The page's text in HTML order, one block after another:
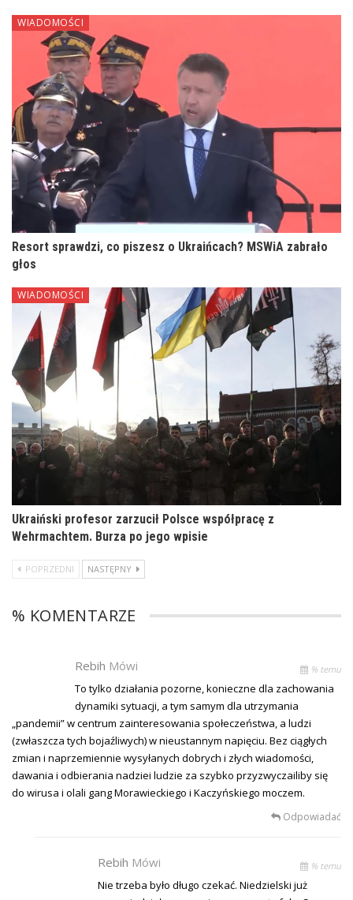
WIADOMOŚCI
Resort sprawdzi, co piszesz o Ukraińcach? MSWiA zabrało
głos
WIADOMOŚCI
Ukraiński profesor zarzucił Polsce współpracę z
Wehrmachtem. Burza po jego wpisie
POPRZEDNI NASTĘPNY
% KOMENTARZE
Rebih Mówi % temu
To tylko działania pozorne, konieczne dla zachowania
dynamiki sytuacji, a tym samym dla utrzymania
„pandemii” w centrum zainteresowania społeczeństwa, a ludzi
(zwłaszcza tych bojaźliwych) w nieustannym napięciu. Bez ciągłych
zmian i naprzemiennie wysyłanych dobrych i złych wiadomości,
dawania i odbierania nadziei ludzie za szybko przyzwyczailiby się
do wirusa i olali gang Morawieckiego i Kaczyńskiego moczem.
Odpowiadać
Rebih Mówi % temu
Nie trzeba było długo czekać. Niedzielski już